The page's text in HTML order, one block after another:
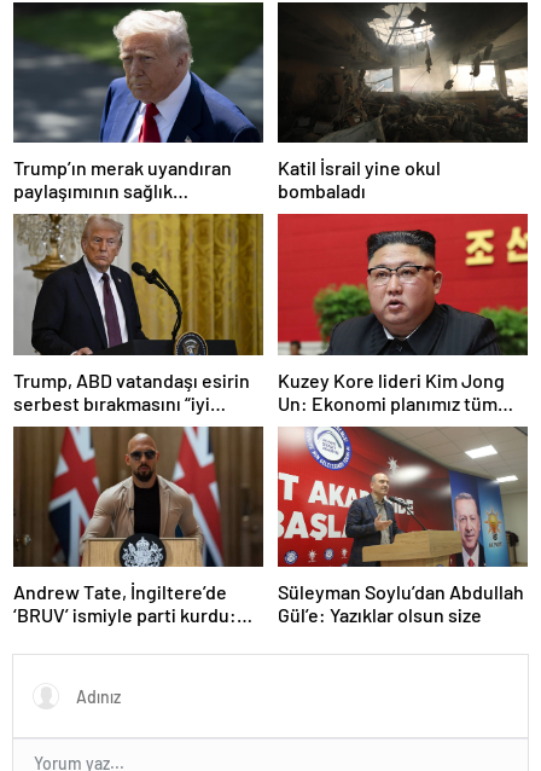
Trump’ın merak uyandıran
paylaşımının sağlık
sistemiyle ilgili kararname
olduğu anlaşıldı
Katil İsrail yine okul
bombaladı
Trump, ABD vatandaşı esirin
serbest bırakmasını “iyi
niyetle atılmış bir adım”
olarak değerlendirdi
Kuzey Kore lideri Kim Jong
Un: Ekonomi planımız tüm
sektörlerde başarısız oldu
Andrew Tate, İngiltere’de
‘BRUV’ ismiyle parti kurdu:
propagandasını
yasaklayacağız’
Süleyman Soylu’dan Abdullah
Gül’e: Yazıklar olsun size